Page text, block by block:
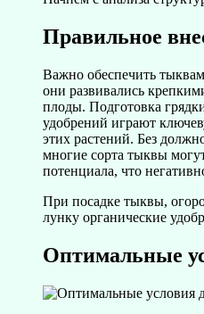
Правильное
Важно обеспечить
они развивались
плоды. Подготовка
удобрений играют
этих растений. Без
многие сорта тыквы
потенциала, что
При посадке тыквы,
лунку органические
Оптимальные